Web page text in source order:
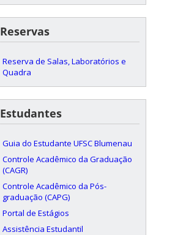
Reservas
Reserva de Salas, Laboratórios e
Quadra
Estudantes
Guia do Estudante UFSC Blumenau
Controle Acadêmico da Graduação
(CAGR)
Controle Acadêmico da Pós-
graduação (CAPG)
Portal de Estágios
Assistência Estudantil